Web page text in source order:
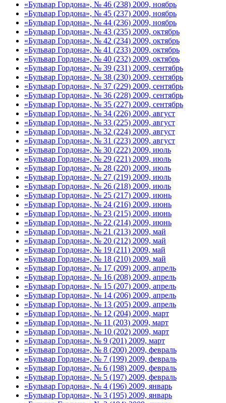
«Бульвар Гордона», № 46 (238) 2009, ноябрь
«Бульвар Гордона», № 45 (237) 2009, ноябрь
«Бульвар Гордона», № 44 (236) 2009, ноябрь
«Бульвар Гордона», № 43 (235) 2009, октябрь
«Бульвар Гордона», № 42 (234) 2009, октябрь
«Бульвар Гордона», № 41 (233) 2009, октябрь
«Бульвар Гордона», № 40 (232) 2009, октябрь
«Бульвар Гордона», № 39 (231) 2009, сентябрь
«Бульвар Гордона», № 38 (230) 2009, сентябрь
«Бульвар Гордона», № 37 (229) 2009, сентябрь
«Бульвар Гордона», № 36 (228) 2009, сентябрь
«Бульвар Гордона», № 35 (227) 2009, сентябрь
«Бульвар Гордона», № 34 (226) 2009, август
«Бульвар Гордона», № 33 (225) 2009, август
«Бульвар Гордона», № 32 (224) 2009, август
«Бульвар Гордона», № 31 (223) 2009, август
«Бульвар Гордона», № 30 (222) 2009, июль
«Бульвар Гордона», № 29 (221) 2009, июль
«Бульвар Гордона», № 28 (220) 2009, июль
«Бульвар Гордона», № 27 (219) 2009, июль
«Бульвар Гордона», № 26 (218) 2009, июль
«Бульвар Гордона», № 25 (217) 2009, июнь
«Бульвар Гордона», № 24 (216) 2009, июнь
«Бульвар Гордона», № 23 (215) 2009, июнь
«Бульвар Гордона», № 22 (214) 2009, июнь
«Бульвар Гордона», № 21 (213) 2009, май
«Бульвар Гордона», № 20 (212) 2009, май
«Бульвар Гордона», № 19 (211) 2009, май
«Бульвар Гордона», № 18 (210) 2009, май
«Бульвар Гордона», № 17 (209) 2009, апрель
«Бульвар Гордона», № 16 (208) 2009, апрель
«Бульвар Гордона», № 15 (207) 2009, апрель
«Бульвар Гордона», № 14 (206) 2009, апрель
«Бульвар Гордона», № 13 (205) 2009, апрель
«Бульвар Гордона», № 12 (204) 2009, март
«Бульвар Гордона», № 11 (203) 2009, март
«Бульвар Гордона», № 10 (202) 2009, март
«Бульвар Гордона», № 9 (201) 2009, март
«Бульвар Гордона», № 8 (200) 2009, февраль
«Бульвар Гордона», № 7 (199) 2009, февраль
«Бульвар Гордона», № 6 (198) 2009, февраль
«Бульвар Гордона», № 5 (197) 2009, февраль
«Бульвар Гордона», № 4 (196) 2009, январь
«Бульвар Гордона», № 3 (195) 2009, январь